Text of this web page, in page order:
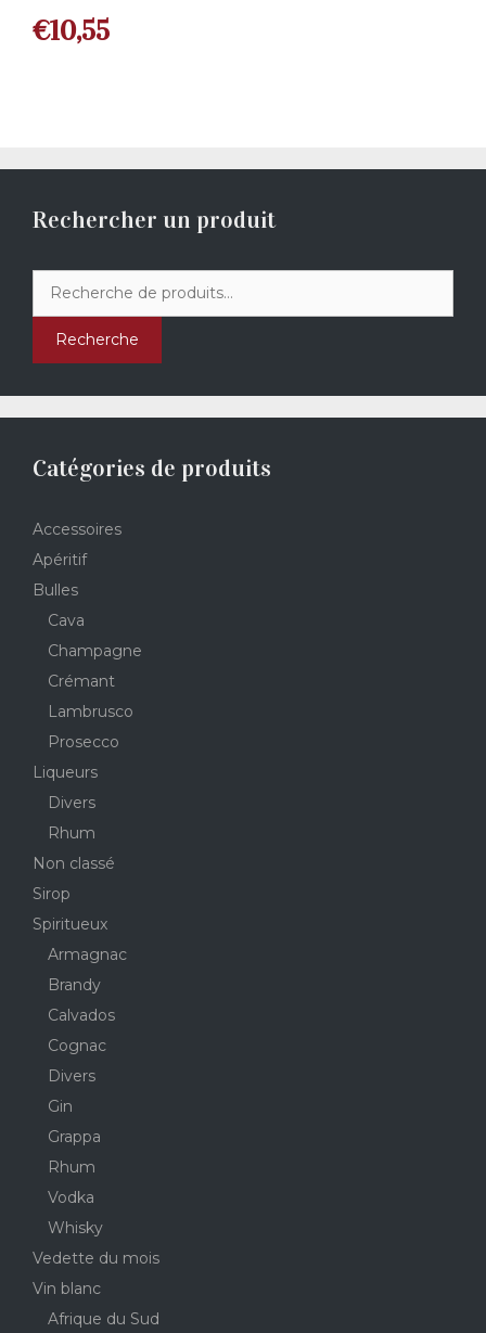
€10,55
Rechercher un produit
pour :
Recherche
Catégories de produits
Accessoires
Apéritif
Bulles
Cava
Champagne
Crémant
Lambrusco
Prosecco
Liqueurs
Divers
Rhum
Non classé
Sirop
Spiritueux
Armagnac
Brandy
Calvados
Cognac
Divers
Gin
Grappa
Rhum
Vodka
Whisky
Vedette du mois
Vin blanc
Afrique du Sud